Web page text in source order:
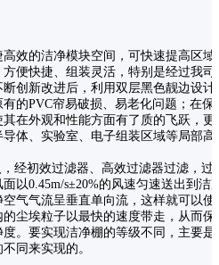
效的洁净模块空间，可快速提高区域
便快捷、组装灵活，特别是经过我司
创新改进后，利用双层黑色靓边设计
的PVC帘易破损、易老化问题；在保
在外观和性能方面有了质的飞跃，更
体、实验室、电子组装区域等局部高
经初效过滤器、高效过滤器过滤，过
以0.45m/s±20%的风速匀速送出到洁
气气流呈垂直单向流，这样就可以使
尘埃粒子以最快的速度带走，从而保
。要实现洁净棚的等级不同，主要是
同来实现的。